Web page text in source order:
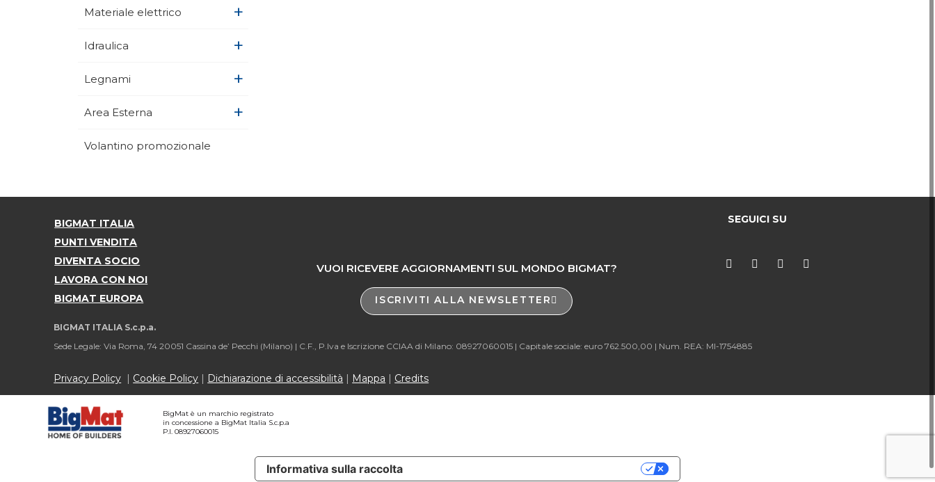
Materiale elettrico +
Idraulica +
Legnami +
Area Esterna +
Volantino promozionale
BIGMAT ITALIA
PUNTI VENDITA
DIVENTA SOCIO
LAVORA CON NOI
BIGMAT EUROPA
VUOI RICEVERE AGGIORNAMENTI SUL MONDO BIGMAT?
ISCRIVITI ALLA NEWSLETTER
SEGUICI SU
BIGMAT ITALIA S.c.p.a.
Sede Legale: Via Roma, 74 20051 Cassina de’ Pecchi (Milano) | C.F., P.Iva e Iscrizione CCIAA di Milano: 08927060015 | Capitale sociale: euro 762.500,00 | Num. REA: MI-1754885
Privacy Policy | Cookie Policy | Dichiarazione di accessibilità | Mappa | Credits
BigMat è un marchio registrato
in concessione a BigMat Italia S.c.p.a
P.I. 08927060015
Informativa sulla raccolta